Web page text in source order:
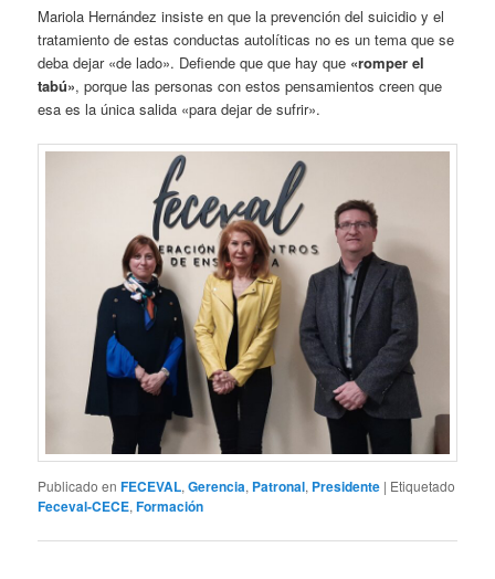
Mariola Hernández insiste en que la prevención del suicidio y el
tratamiento de estas conductas autolíticas no es un tema que se
deba dejar «de lado». Defiende que que hay que «romper el
tabú», porque las personas con estos pensamientos creen que
esa es la única salida «para dejar de sufrir».
Publicado en FECEVAL,Gerencia, Patronal, Presidente | Etiquetado
Feceval-CECE,Formación